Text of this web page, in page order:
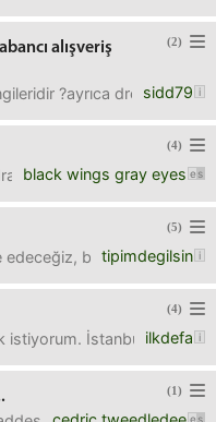
(2)
alışveriş
sidd79
?ayrıca dreambox hd
(4)
black wings gray eyes
eşimle beraber
(5)
tipimdegilsin
bunun için örnek
(4)
ilkdefa
istiyorum. İstanbul' da
(1)